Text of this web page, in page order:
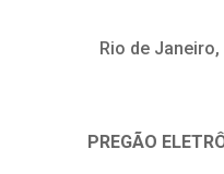
Rio de
PREGÃO